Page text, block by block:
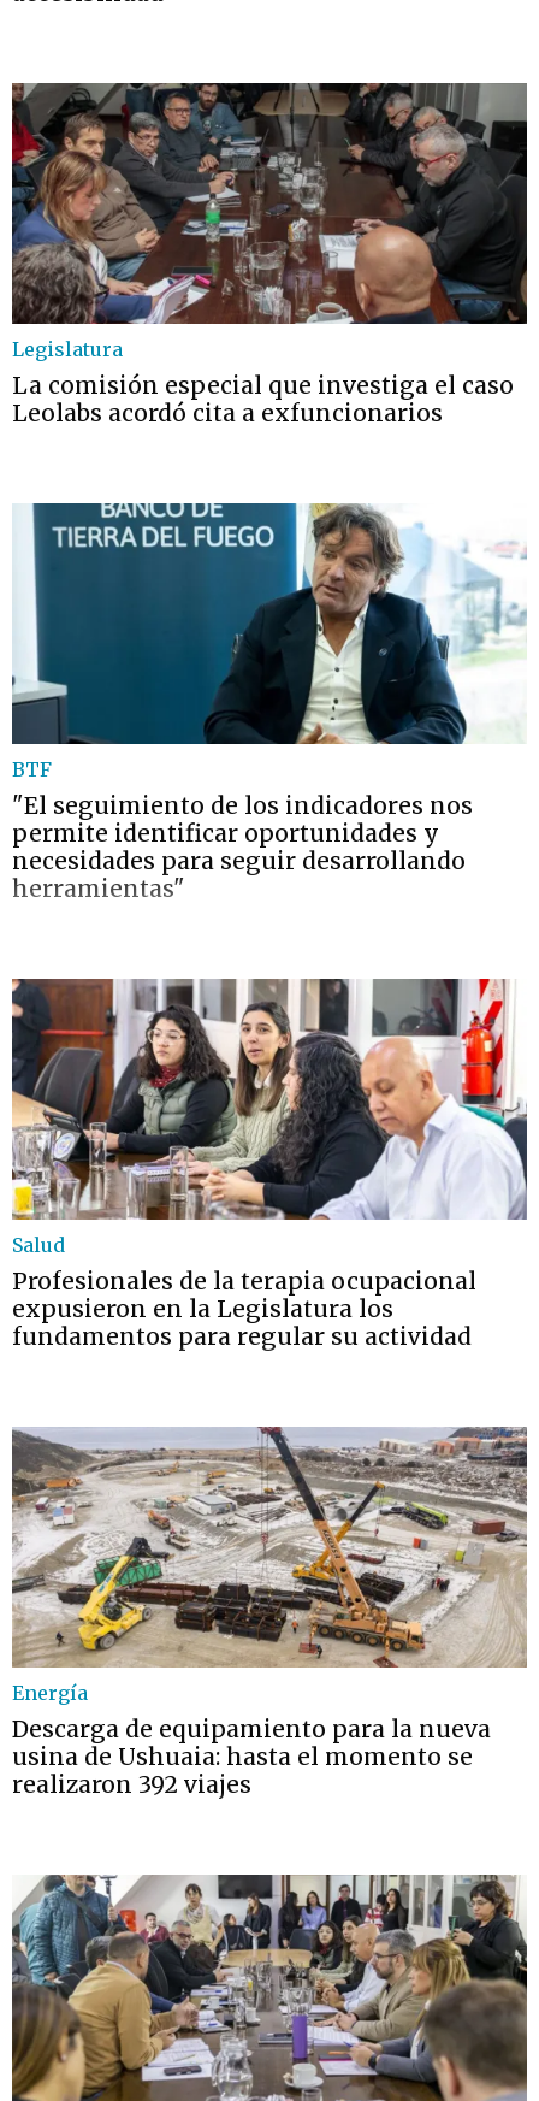
Legislatura
La comisión especial que investiga el caso
Leolabs acordó cita a exfuncionarios
BTF
"El seguimiento de los indicadores nos
permite identificar oportunidades y
necesidades para seguir desarrollando
herramientas"
Salud
Profesionales de la terapia ocupacional
expusieron en la Legislatura los
fundamentos para regular su actividad
Energía
Descarga de equipamiento para la nueva
usina de Ushuaia: hasta el momento se
realizaron 392 viajes